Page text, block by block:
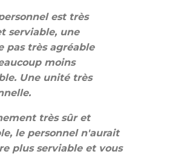
est très
serviable, une
pas très agréable
moins
Une unité très
très sûr et
le personnel n'aurait
plus serviable et vous